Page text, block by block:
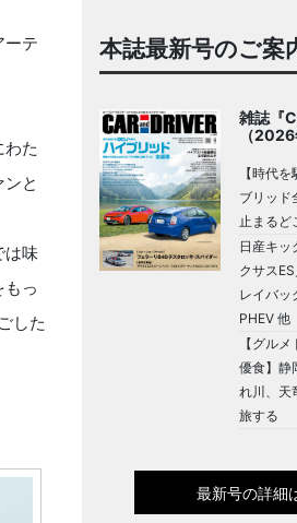
ーテ
た
と
は味
っ
した
本誌最新号のご案
雑誌『
（
【時代
ブリッド
止まるど
日産キッ
クサス
レイバッ
PHEV 他
【グル
優食】静
れ川、天
旅する
最新号の詳細